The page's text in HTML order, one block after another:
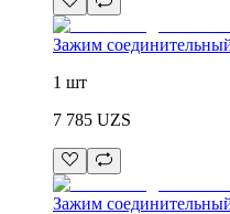
Зажим
1 шт
7 785 UZS
Зажим